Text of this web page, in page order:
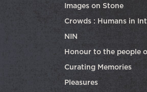
Images on Stone
Crowds : Humans in
NIN
Honour to the people
Curating Memories
Pleasures